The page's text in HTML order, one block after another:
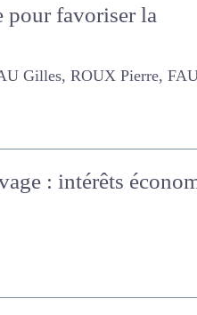
pour favoriser la
Pierre, FAURE Pascal,
: intérêts